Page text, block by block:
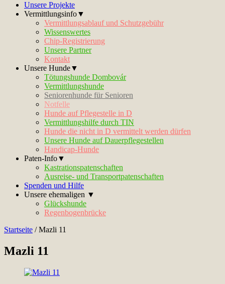
Unsere Projekte
Vermittlungsinfo▼
Vermittlungsablauf und Schutzgebühr
Wissenswertes
Chip-Registrierung
Unsere Partner
Kontakt
Unsere Hunde▼
Tötungshunde Dombovár
Vermittlungshunde
Seniorenhunde für Senioren
Notfelle
Hunde auf Pflegestelle in D
Vermittlungshilfe durch TIN
Hunde die nicht in D vermittelt werden dürfen
Unsere Hunde auf Dauerpflegestellen
Handicap-Hunde
Paten-Info▼
Kastrationspatenschaften
Ausreise- und Transportpatenschaften
Spenden und Hilfe
Unsere ehemaligen ▼
Glückshunde
Regenbogenbrücke
Startseite /Mazli 11
Mazli 11